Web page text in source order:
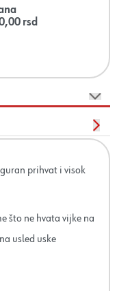
rsd
prihvat i visok
što ne hvata vijke na
usled uske